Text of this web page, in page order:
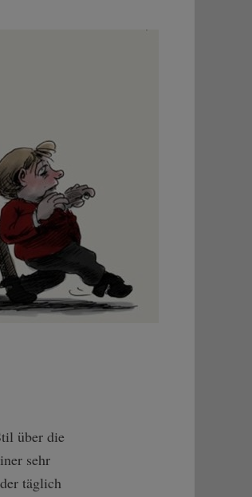
über die
sehr
täglich